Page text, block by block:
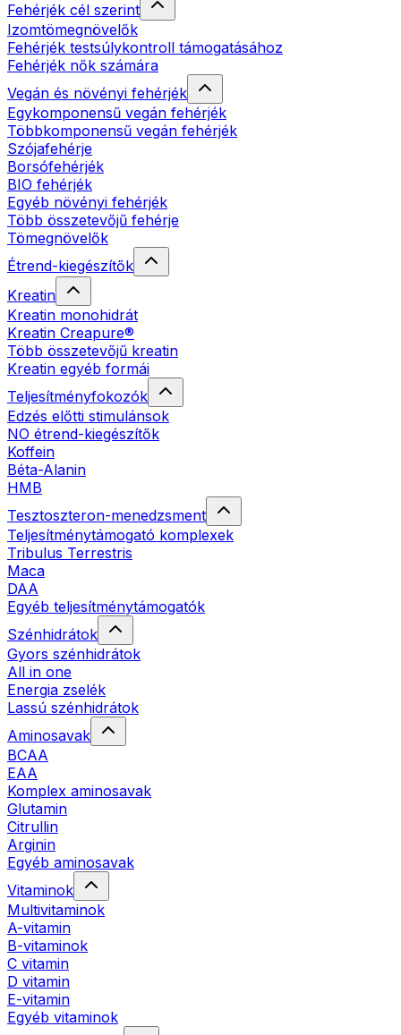
Fehérjék cél szerint
Izomtömegnövelők
Fehérjék testsúlykontroll támogatásához
Fehérjék nők számára
Vegán és növényi fehérjék
Egykomponensű vegán fehérjék
Többkomponensű vegán fehérjék
Szójafehérje
Borsófehérjék
BIO fehérjék
Egyéb növényi fehérjék
Több összetevőjű fehérje
Tömegnövelők
Étrend-kiegészítők
Kreatin
Kreatin monohidrát
Kreatin Creapure®
Több összetevőjű kreatin
Kreatin egyéb formái
Teljesítményfokozók
Edzés előtti stimulánsok
NO étrend-kiegészítők
Koffein
Béta-Alanin
HMB
Tesztoszteron-menedzsment
Teljesítménytámogató komplexek
Tribulus Terrestris
Maca
DAA
Egyéb teljesítménytámogatók
Szénhidrátok
Gyors szénhidrátok
All in one
Energia zselék
Lassú szénhidrátok
Aminosavak
BCAA
EAA
Komplex aminosavak
Glutamin
Citrullin
Arginin
Egyéb aminosavak
Vitaminok
Multivitaminok
A-vitamin
B-vitaminok
C vitamin
D vitamin
E-vitamin
Egyéb vitaminok